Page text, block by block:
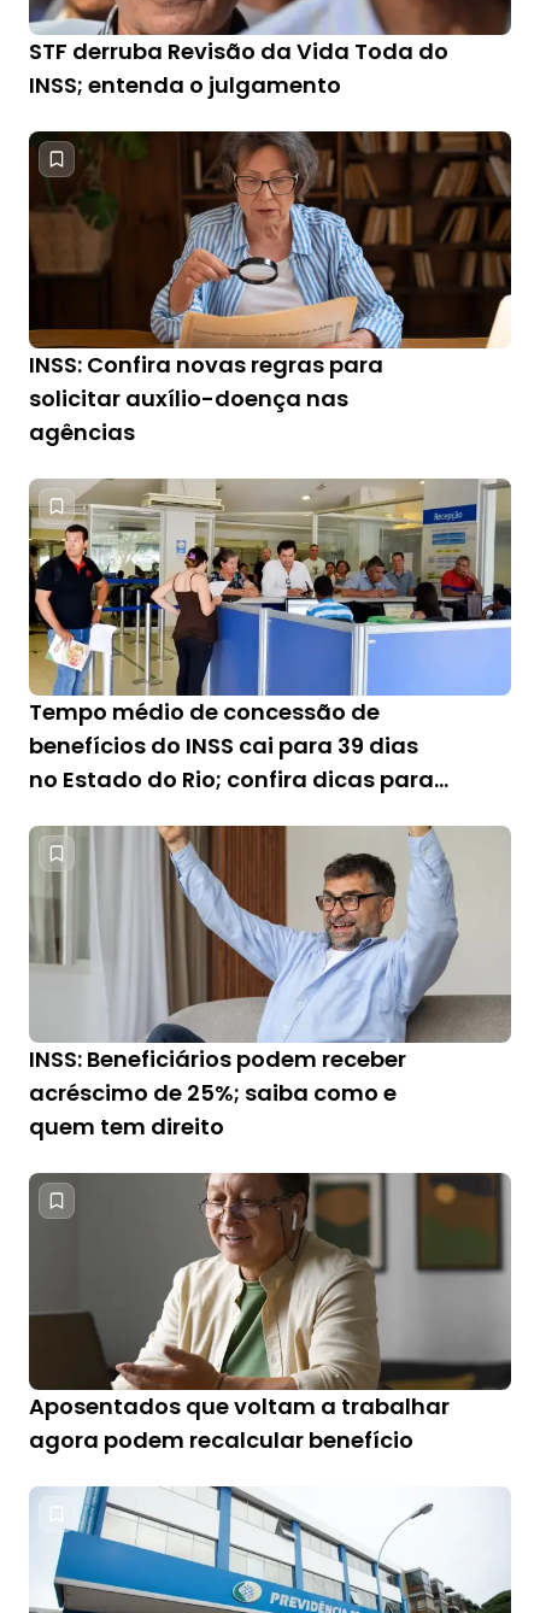
STF derruba Revisão da Vida Toda do
INSS; entenda o julgamento
INSS: Confira novas regras para
solicitar auxílio-doença nas
agências
Tempo médio de concessão de
benefícios do INSS cai para 39 dias
no Estado do Rio; confira dicas para
INSS: Beneficiários podem receber
acréscimo de 25%; saiba como e
quem tem direito
Aposentados que voltam a trabalhar
agora podem recalcular benefício